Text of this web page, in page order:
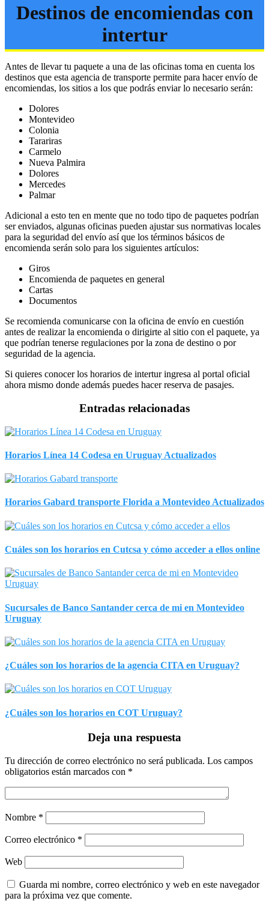
Destinos de encomiendas con
intertur
Antes de llevar tu paquete a una de las oficinas toma en cuenta los
destinos que esta agencia de transporte permite para hacer envío de
encomiendas, los sitios a los que podrás enviar lo necesario serán:
Dolores
Montevideo
Colonia
Tarariras
Carmelo
Nueva Palmira
Dolores
Mercedes
Palmar
Adicional a esto ten en mente que no todo tipo de paquetes podrían
ser enviados, algunas oficinas pueden ajustar sus normativas locales
para la seguridad del envío así que los términos básicos de
encomienda serán solo para los siguientes artículos:
Giros
Encomienda de paquetes en general
Cartas
Documentos
Se recomienda comunicarse con la oficina de envío en cuestión
antes de realizar la encomienda o dirigirte al sitio con el paquete, ya
que podrían tenerse regulaciones por la zona de destino o por
seguridad de la agencia.
Si quieres conocer los horarios de intertur ingresa al portal oficial
ahora mismo donde además puedes hacer reserva de pasajes.
Entradas relacionadas
Horarios Línea 14 Codesa en Uruguay Actualizados
Horarios Gabard transporte Florida a Montevideo Actualizados
Cuáles son los horarios en Cutcsa y cómo acceder a ellos online
Sucursales de Banco Santander cerca de mi en Montevideo
Uruguay
¿Cuáles son los horarios de la agencia CITA en Uruguay?
¿Cuáles son los horarios en COT Uruguay?
Deja una respuesta
Tu dirección de correo electrónico no será publicada. Los campos
obligatorios están marcados con *
Nombre *
Correo electrónico *
Web
Guarda mi nombre, correo electrónico y web en este navegador
para la próxima vez que comente.